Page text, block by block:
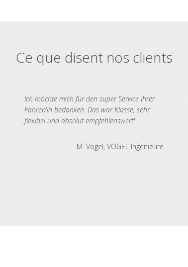
Ce que disent nos clients
Ich möchte mich für den super Service Ihrer
Fahrer/in bedanken. Das war Klasse, sehr
flexibel und absolut empfehlenswert!
M. Vogel, VOGEL Ingenieure